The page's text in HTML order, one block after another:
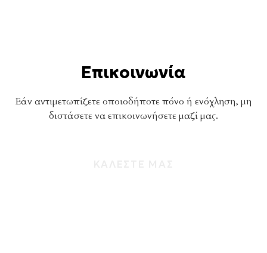
Επικοινωνία
Εάν αντιμετωπίζετε οποιοδήποτε πόνο ή ενόχληση, μη
διστάσετε να επικοινωνήσετε μαζί μας.